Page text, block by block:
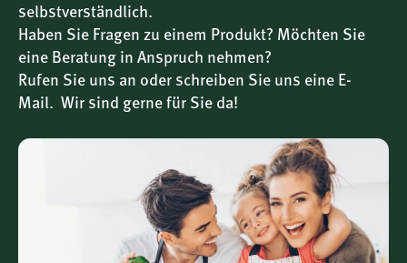
–– davon gesättigte
Fettsäuren
Kohlenhydrate
0,3 g
selbstverständlich.
Haben Sie Fragen zu einem Produkt? Möchten Sie
eine Beratung in Anspruch nehmen?
Rufen Sie uns an oder schreiben Sie uns eine E-
Mail. Wir sind gerne für Sie da!